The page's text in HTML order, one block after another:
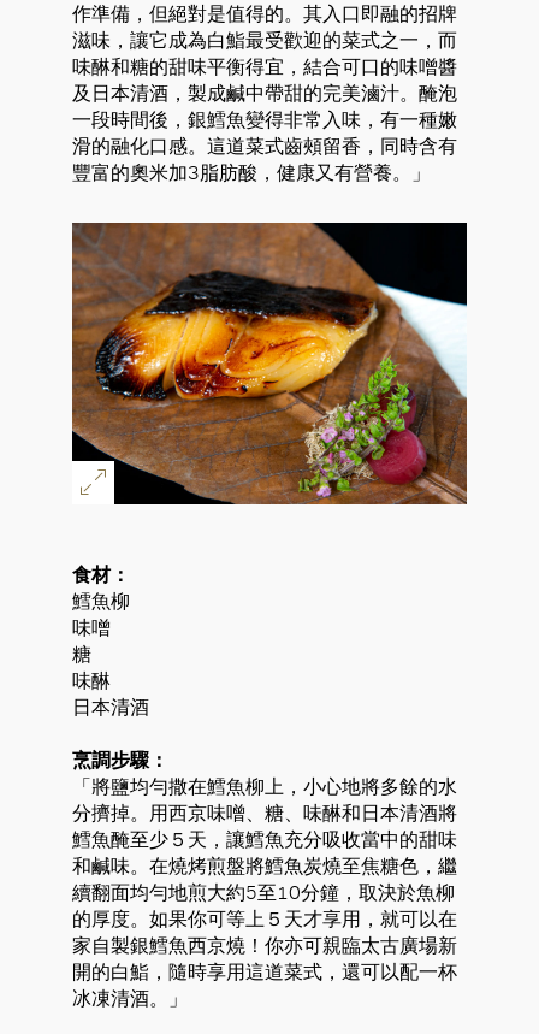
作準備，但絕對是值得的。其入口即融的招牌
滋味，讓它成為白鮨最受歡迎的菜式之一，而
味醂和糖的甜味平衡得宜，結合可口的味噌醬
及日本清酒，製成鹹中帶甜的完美滷汁。醃泡
一段時間後，銀鱈魚變得非常入味，有一種嫩
滑的融化口感。這道菜式齒頰留香，同時含有
豐富的奧米加3脂肪酸，健康又有營養。」
食材：
鱈魚柳
味噌
糖
味醂
日本清酒
烹調步驟：
「將鹽均勻撒在鱈魚柳上，小心地將多餘的水
分擠掉。用西京味噌、糖、味醂和日本清酒將
鱈魚醃至少５天，讓鱈魚充分吸收當中的甜味
和鹹味。在燒烤煎盤將鱈魚炭燒至焦糖色，繼
續翻面均勻地煎大約5至10分鐘，取決於魚柳
的厚度。如果你可等上５天才享用，就可以在
家自製銀鱈魚西京燒！你亦可親臨太古廣場新
開的白鮨，隨時享用這道菜式，還可以配一杯
冰凍清酒。」